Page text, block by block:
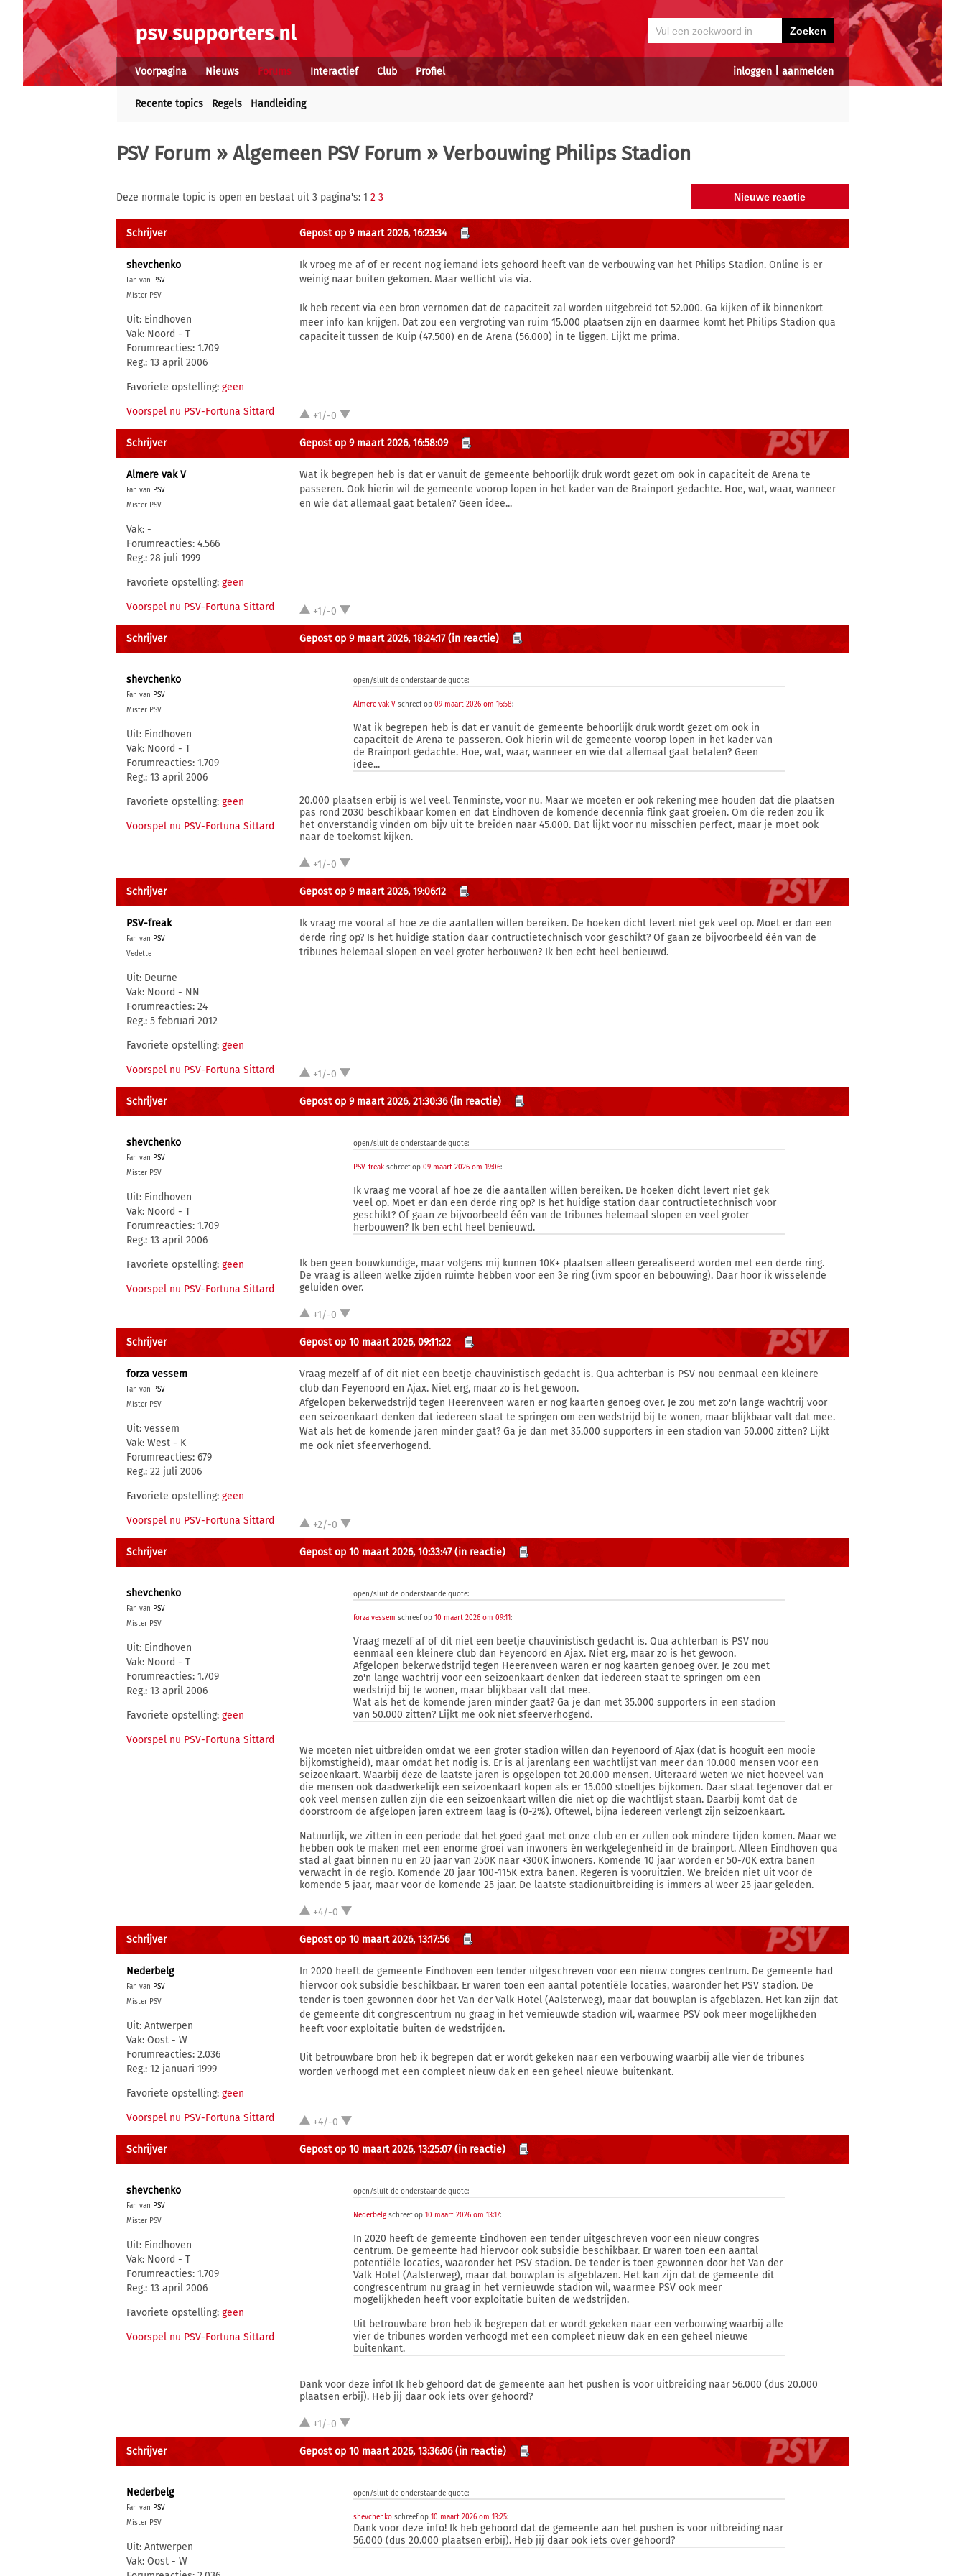
inloggen| aanmelden
Voorpagina Nieuws Forums Interactief Club Profiel
Recente topics Regels Handleiding
PSV Forum » Algemeen PSV Forum » Verbouwing Philips Stadion
Deze normale topic is open en bestaat uit 3 pagina's: 1 2 3
Schrijver Gepost op 9 maart 2026, 16:23:34
shevchenko
Fan van PSV
Mister PSV
Uit: Eindhoven
Vak: Noord - T
Forumreacties: 1.709
Reg.: 13 april 2006
Favoriete opstelling: geen
Voorspel nu PSV-Fortuna Sittard
Ik vroeg me af of er recent nog iemand iets gehoord heeft van de verbouwing van het Philips Stadion. Online is er
weinig naar buiten gekomen. Maar wellicht via via.
Ik heb recent via een bron vernomen dat de capaciteit zal worden uitgebreid tot 52.000. Ga kijken of ik binnenkort
meer info kan krijgen. Dat zou een vergroting van ruim 15.000 plaatsen zijn en daarmee komt het Philips Stadion qua
capaciteit tussen de Kuip (47.500) en de Arena (56.000) in te liggen. Lijkt me prima.
+1/-0
Schrijver Gepost op 9 maart 2026, 16:58:09
Almere vak V
Fan van PSV
Mister PSV
Vak: -
Forumreacties: 4.566
Reg.: 28 juli 1999
Favoriete opstelling: geen
Voorspel nu PSV-Fortuna Sittard
Wat ik begrepen heb is dat er vanuit de gemeente behoorlijk druk wordt gezet om ook in capaciteit de Arena te
passeren. Ook hierin wil de gemeente voorop lopen in het kader van de Brainport gedachte. Hoe, wat, waar, wanneer
en wie dat allemaal gaat betalen? Geen idee...
+1/-0
Schrijver Gepost op 9 maart 2026, 18:24:17 (in reactie)
shevchenko
Fan van PSV
Mister PSV
Uit: Eindhoven
Vak: Noord - T
Forumreacties: 1.709
Reg.: 13 april 2006
Favoriete opstelling: geen
Voorspel nu PSV-Fortuna Sittard
open/sluit de onderstaande quote:
Almere vak V schreef op09 maart 2026 om 16:58:
Wat ik begrepen heb is dat er vanuit de gemeente behoorlijk druk wordt gezet om ook in
capaciteit de Arena te passeren. Ook hierin wil de gemeente voorop lopen in het kader van
de Brainport gedachte. Hoe, wat, waar, wanneer en wie dat allemaal gaat betalen? Geen
idee...
20.000 plaatsen erbij is wel veel. Tenminste, voor nu. Maar we moeten er ook rekening mee houden dat die plaatsen
pas rond 2030 beschikbaar komen en dat Eindhoven de komende decennia flink gaat groeien. Om die reden zou ik
het onverstandig vinden om bijv uit te breiden naar 45.000. Dat lijkt voor nu misschien perfect, maar je moet ook
naar de toekomst kijken.
+1/-0
Schrijver Gepost op 9 maart 2026, 19:06:12
PSV-freak
Fan van PSV
Vedette
Uit: Deurne
Vak: Noord - NN
Forumreacties: 24
Reg.: 5 februari 2012
Favoriete opstelling: geen
Voorspel nu PSV-Fortuna Sittard
Ik vraag me vooral af hoe ze die aantallen willen bereiken. De hoeken dicht levert niet gek veel op. Moet er dan een
derde ring op? Is het huidige station daar contructietechnisch voor geschikt? Of gaan ze bijvoorbeeld één van de
tribunes helemaal slopen en veel groter herbouwen? Ik ben echt heel benieuwd.
+1/-0
Schrijver Gepost op 9 maart 2026, 21:30:36 (in reactie)
shevchenko
Fan van PSV
Mister PSV
Uit: Eindhoven
Vak: Noord - T
Forumreacties: 1.709
Reg.: 13 april 2006
Favoriete opstelling: geen
Voorspel nu PSV-Fortuna Sittard
open/sluit de onderstaande quote:
PSV-freak schreef op09 maart 2026 om 19:06:
Ik vraag me vooral af hoe ze die aantallen willen bereiken. De hoeken dicht levert niet gek
veel op. Moet er dan een derde ring op? Is het huidige station daar contructietechnisch voor
geschikt? Of gaan ze bijvoorbeeld één van de tribunes helemaal slopen en veel groter
herbouwen? Ik ben echt heel benieuwd.
Ik ben geen bouwkundige, maar volgens mij kunnen 10K+ plaatsen alleen gerealiseerd worden met een derde ring.
De vraag is alleen welke zijden ruimte hebben voor een 3e ring (ivm spoor en bebouwing). Daar hoor ik wisselende
geluiden over.
+1/-0
Schrijver Gepost op 10 maart 2026, 09:11:22
forza vessem
Fan van PSV
Mister PSV
Uit: vessem
Vak: West - K
Forumreacties: 679
Reg.: 22 juli 2006
Favoriete opstelling: geen
Voorspel nu PSV-Fortuna Sittard
Vraag mezelf af of dit niet een beetje chauvinistisch gedacht is. Qua achterban is PSV nou eenmaal een kleinere
club dan Feyenoord en Ajax. Niet erg, maar zo is het gewoon.
Afgelopen bekerwedstrijd tegen Heerenveen waren er nog kaarten genoeg over. Je zou met zo'n lange wachtrij voor
een seizoenkaart denken dat iedereen staat te springen om een wedstrijd bij te wonen, maar blijkbaar valt dat mee.
Wat als het de komende jaren minder gaat? Ga je dan met 35.000 supporters in een stadion van 50.000 zitten? Lijkt
me ook niet sfeerverhogend.
+2/-0
Schrijver Gepost op 10 maart 2026, 10:33:47 (in reactie)
shevchenko
Fan van PSV
Mister PSV
Uit: Eindhoven
Vak: Noord - T
Forumreacties: 1.709
Reg.: 13 april 2006
Favoriete opstelling: geen
Voorspel nu PSV-Fortuna Sittard
open/sluit de onderstaande quote:
forza vessem schreef op10 maart 2026 om 09:11:
Vraag mezelf af of dit niet een beetje chauvinistisch gedacht is. Qua achterban is PSV nou
eenmaal een kleinere club dan Feyenoord en Ajax. Niet erg, maar zo is het gewoon.
Afgelopen bekerwedstrijd tegen Heerenveen waren er nog kaarten genoeg over. Je zou met
zo'n lange wachtrij voor een seizoenkaart denken dat iedereen staat te springen om een
wedstrijd bij te wonen, maar blijkbaar valt dat mee.
Wat als het de komende jaren minder gaat? Ga je dan met 35.000 supporters in een stadion
van 50.000 zitten? Lijkt me ook niet sfeerverhogend.
We moeten niet uitbreiden omdat we een groter stadion willen dan Feyenoord of Ajax (dat is hooguit een mooie
bijkomstigheid), maar omdat het nodig is. Er is al jarenlang een wachtlijst van meer dan 10.000 mensen voor een
seizoenkaart. Waarbij deze de laatste jaren is opgelopen tot 20.000 mensen. Uiteraard weten we niet hoeveel van
die mensen ook daadwerkelijk een seizoenkaart kopen als er 15.000 stoeltjes bijkomen. Daar staat tegenover dat er
ook veel mensen zullen zijn die een seizoenkaart willen die niet op die wachtlijst staan. Daarbij komt dat de
doorstroom de afgelopen jaren extreem laag is (0-2%). Oftewel, bijna iedereen verlengt zijn seizoenkaart.
Natuurlijk, we zitten in een periode dat het goed gaat met onze club en er zullen ook mindere tijden komen. Maar we
hebben ook te maken met een enorme groei van inwoners én werkgelegenheid in de brainport. Alleen Eindhoven qua
stad al gaat binnen nu en 20 jaar van 250K naar +300K inwoners. Komende 10 jaar worden er 50-70K extra banen
verwacht in de regio. Komende 20 jaar 100-115K extra banen. Regeren is vooruitzien. We breiden niet uit voor de
komende 5 jaar, maar voor de komende 25 jaar. De laatste stadionuitbreiding is immers al weer 25 jaar geleden.
+4/-0
Schrijver Gepost op 10 maart 2026, 13:17:56
Nederbelg
Fan van PSV
Mister PSV
Uit: Antwerpen
Vak: Oost - W
Forumreacties: 2.036
Reg.: 12 januari 1999
Favoriete opstelling: geen
Voorspel nu PSV-Fortuna Sittard
In 2020 heeft de gemeente Eindhoven een tender uitgeschreven voor een nieuw congres centrum. De gemeente had
hiervoor ook subsidie beschikbaar. Er waren toen een aantal potentiële locaties, waaronder het PSV stadion. De
tender is toen gewonnen door het Van der Valk Hotel (Aalsterweg), maar dat bouwplan is afgeblazen. Het kan zijn dat
de gemeente dit congrescentrum nu graag in het vernieuwde stadion wil, waarmee PSV ook meer mogelijkheden
heeft voor exploitatie buiten de wedstrijden.
Uit betrouwbare bron heb ik begrepen dat er wordt gekeken naar een verbouwing waarbij alle vier de tribunes
worden verhoogd met een compleet nieuw dak en een geheel nieuwe buitenkant.
+4/-0
Schrijver Gepost op 10 maart 2026, 13:25:07 (in reactie)
shevchenko
Fan van PSV
Mister PSV
Uit: Eindhoven
Vak: Noord - T
Forumreacties: 1.709
Reg.: 13 april 2006
Favoriete opstelling: geen
Voorspel nu PSV-Fortuna Sittard
open/sluit de onderstaande quote:
Nederbelg schreef op10 maart 2026 om 13:17:
In 2020 heeft de gemeente Eindhoven een tender uitgeschreven voor een nieuw congres
centrum. De gemeente had hiervoor ook subsidie beschikbaar. Er waren toen een aantal
potentiële locaties, waaronder het PSV stadion. De tender is toen gewonnen door het Van der
Valk Hotel (Aalsterweg), maar dat bouwplan is afgeblazen. Het kan zijn dat de gemeente dit
congrescentrum nu graag in het vernieuwde stadion wil, waarmee PSV ook meer
mogelijkheden heeft voor exploitatie buiten de wedstrijden.
Uit betrouwbare bron heb ik begrepen dat er wordt gekeken naar een verbouwing waarbij alle
vier de tribunes worden verhoogd met een compleet nieuw dak en een geheel nieuwe
buitenkant.
Dank voor deze info! Ik heb gehoord dat de gemeente aan het pushen is voor uitbreiding naar 56.000 (dus 20.000
plaatsen erbij). Heb jij daar ook iets over gehoord?
+1/-0
Schrijver Gepost op 10 maart 2026, 13:36:06 (in reactie)
Nederbelg
Fan van PSV
Mister PSV
Uit: Antwerpen
Vak: Oost - W
open/sluit de onderstaande quote:
shevchenko schreef op10 maart 2026 om 13:25:
Dank voor deze info! Ik heb gehoord dat de gemeente aan het pushen is voor uitbreiding naar
56.000 (dus 20.000 plaatsen erbij). Heb jij daar ook iets over gehoord?